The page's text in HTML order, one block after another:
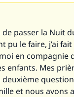
de passer la Nuit
pu le faire, j’ai
en compagnie
enfants. Mes
deuxième question
et nous avons